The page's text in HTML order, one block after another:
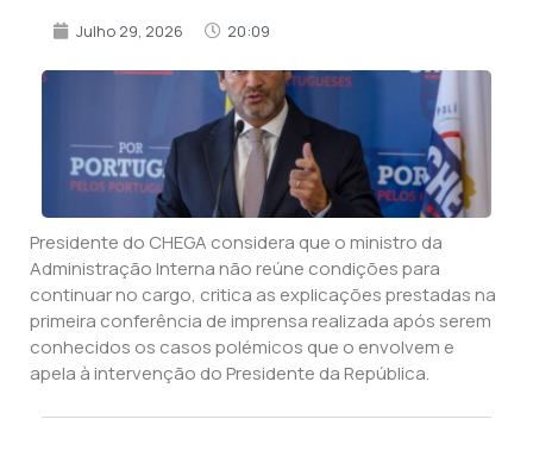
Julho 29, 2026 20:09
Presidente do CHEGA considera que o ministro da
Administração Interna não reúne condições para
continuar no cargo, critica as explicações prestadas na
primeira conferência de imprensa realizada após serem
conhecidos os casos polémicos que o envolvem e
apela à intervenção do Presidente da República.